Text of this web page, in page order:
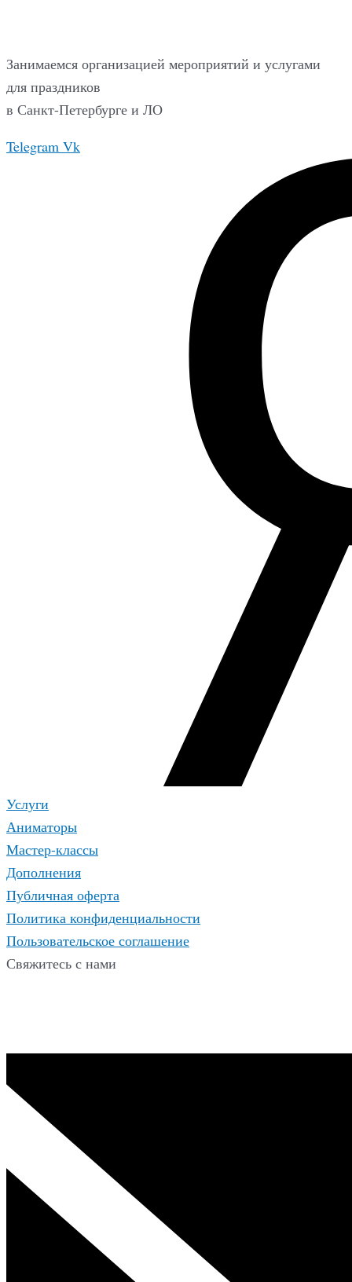
Занимаемся организацией мероприятий и услугами
для праздников
в Санкт-Петербурге и ЛО
Telegram Vk
Услуги
Аниматоры
Мастер-классы
Дополнения
Публичная оферта
Политика конфиденциальности
Пользовательское соглашение
Свяжитесь с нами